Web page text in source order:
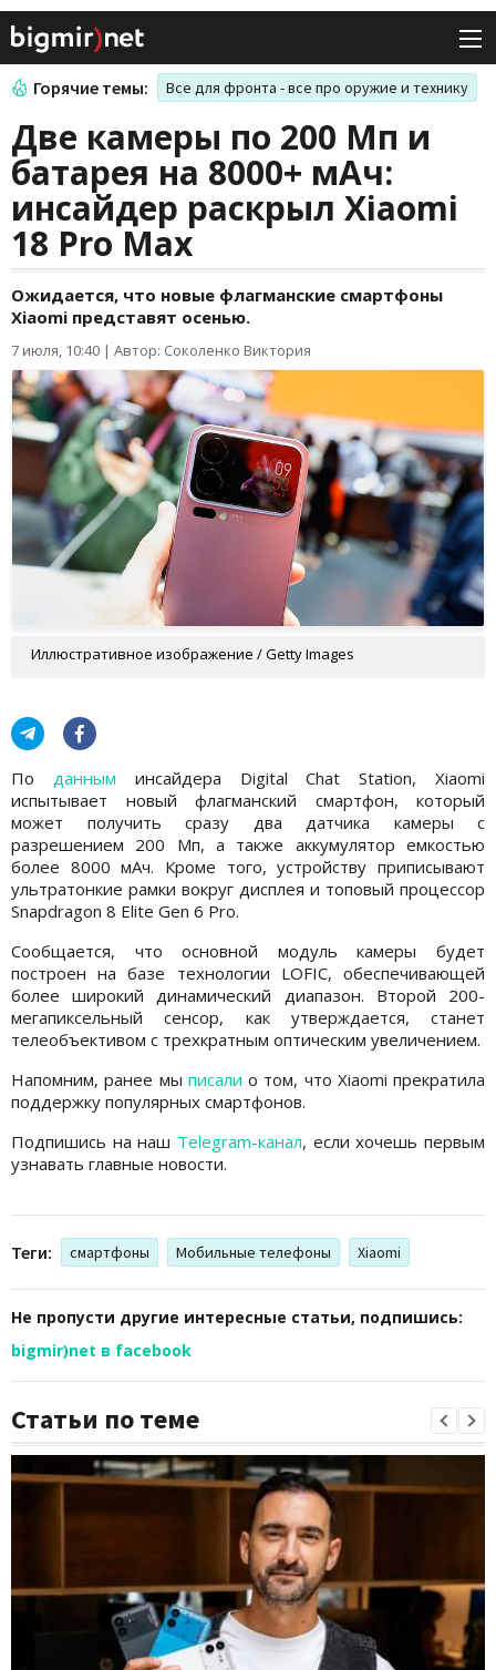
Горячие темы: Все для фронта - все про оружие и технику
Две камеры по 200 Мп и
батарея на 8000+ мАч:
инсайдер раскрыл Xiaomi
18 Pro Max
Ожидается, что новые флагманские смартфоны
Xiaomi представят осенью.
7 июля, 10:40 | Автор: Соколенко Виктория
Иллюстративное изображение / Getty Images
По данным инсайдера Digital Chat Station, Xiaomi
испытывает новый флагманский смартфон, который
может получить сразу два датчика камеры с
разрешением 200 Мп, а также аккумулятор емкостью
более 8000 мАч. Кроме того, устройству приписывают
ультратонкие рамки вокруг дисплея и топовый процессор
Snapdragon 8 Elite Gen 6 Pro.
Сообщается, что основной модуль камеры будет
построен на базе технологии LOFIC, обеспечивающей
более широкий динамический диапазон. Второй 200-
мегапиксельный сенсор, как утверждается, станет
телеобъективом с трехкратным оптическим увеличением.
Напомним, ранее мы писали о том, что Xiaomi прекратила
поддержку популярных смартфонов.
Подпишись на наш Telegram-канал, если хочешь первым
узнавать главные новости.
Теги: смартфоны Мобильные телефоны Xiaomi
Не пропусти другие интересные статьи, подпишись:
bigmir)net в facebook
Статьи по теме